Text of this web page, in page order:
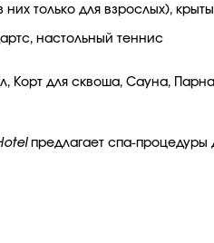
только для взрослых),
настольный теннис
Корт для сквоша, Сауна,
предлагает спа-процедуры